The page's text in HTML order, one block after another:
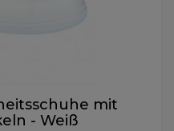
mit
- Weiß